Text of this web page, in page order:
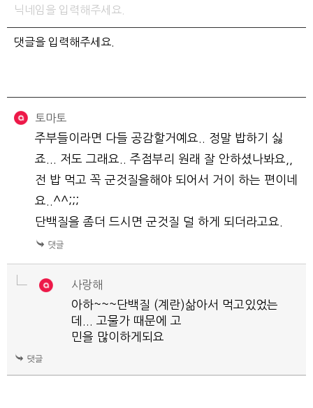
토마토
주부들이라면 다들 공감할거예요.. 정말 밥하기 싫
죠... 저도 그래요.. 주점부리 원래 잘 안하셨나봐요,,
전 밥 먹고 꼭 군것질을해야 되어서 거이 하는 편이네
요..^^;;;
단백질을 좀더 드시면 군것질 덜 하게 되더라고요.
사랑해
아하~~~단백질 (계란)삶아서 먹고있었는
데... 고물가 때문에 고
민을 많이하게되요